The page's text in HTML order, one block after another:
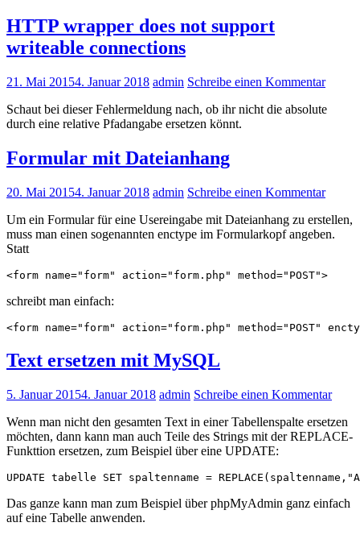
HTTP wrapper does not support
writeable connections
21. Mai 20154. Januar 2018 admin Schreibe einen Kommentar
Schaut bei dieser Fehlermeldung nach, ob ihr nicht die absolute
durch eine relative Pfadangabe ersetzen könnt.
Formular mit Dateianhang
20. Mai 20154. Januar 2018 admin Schreibe einen Kommentar
Um ein Formular für eine Usereingabe mit Dateianhang zu erstellen,
muss man einen sogenannten enctype im Formularkopf angeben.
Statt
schreibt man einfach:
Text ersetzen mit MySQL
5. Januar 20154. Januar 2018 admin Schreibe einen Kommentar
Wenn man nicht den gesamten Text in einer Tabellenspalte ersetzen
möchten, dann kann man auch Teile des Strings mit der REPLACE-
Funkttion ersetzen, zum Beispiel über eine UPDATE:
Das ganze kann man zum Beispiel über phpMyAdmin ganz einfach
auf eine Tabelle anwenden.